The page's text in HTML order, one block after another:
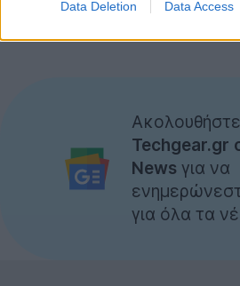
Data Deletion Data Access
Techgear.gr
News για να
για όλα τα